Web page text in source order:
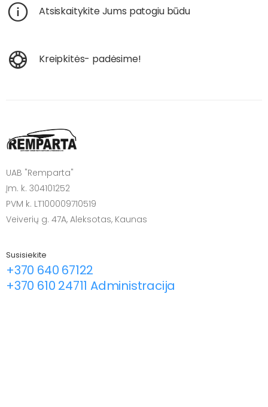
Atsiskaitykite Jums patogiu būdu
Kreipkitės- padėsime!
UAB "Remparta"
Įm. k. 304101252
PVM k. LT100009710519
Veiverių g. 47A, Aleksotas, Kaunas
Susisiekite
+370 640 67122
+370 610 24711 Administracija